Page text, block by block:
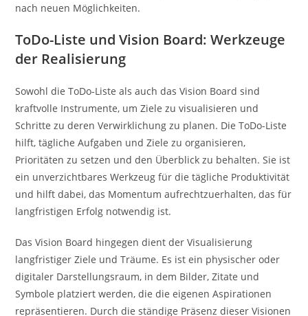
nach neuen Möglichkeiten.
ToDo-Liste und Vision Board: Werkzeuge
der Realisierung
Sowohl die ToDo-Liste als auch das Vision Board sind
kraftvolle Instrumente, um Ziele zu visualisieren und
Schritte zu deren Verwirklichung zu planen. Die ToDo-Liste
hilft, tägliche Aufgaben und Ziele zu organisieren,
Prioritäten zu setzen und den Überblick zu behalten. Sie ist
ein unverzichtbares Werkzeug für die tägliche Produktivität
und hilft dabei, das Momentum aufrechtzuerhalten, das für
langfristigen Erfolg notwendig ist.
Das Vision Board hingegen dient der Visualisierung
langfristiger Ziele und Träume. Es ist ein physischer oder
digitaler Darstellungsraum, in dem Bilder, Zitate und
Symbole platziert werden, die die eigenen Aspirationen
repräsentieren. Durch die ständige Präsenz dieser Visionen